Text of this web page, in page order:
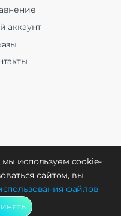
аккаунт
используем cookie-
сайтом, вы
файлов